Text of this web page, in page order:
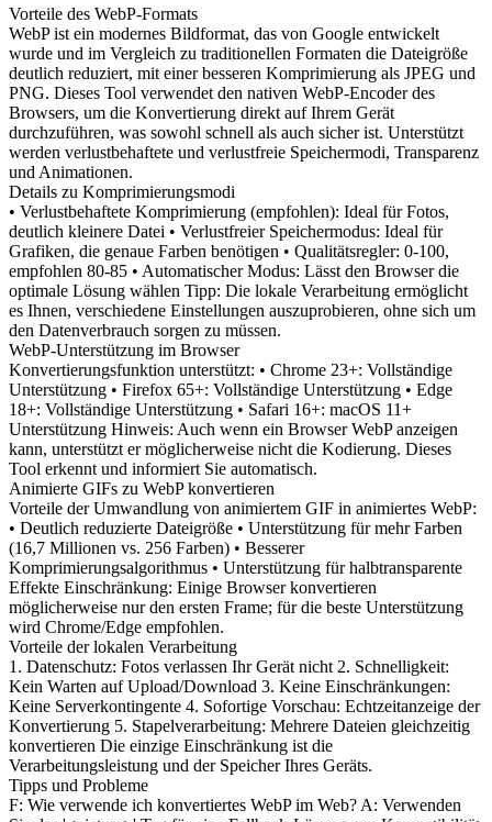
Vorteile des WebP-Formats
WebP ist ein modernes Bildformat, das von Google entwickelt
wurde und im Vergleich zu traditionellen Formaten die Dateigröße
deutlich reduziert, mit einer besseren Komprimierung als JPEG und
PNG. Dieses Tool verwendet den nativen WebP-Encoder des
Browsers, um die Konvertierung direkt auf Ihrem Gerät
durchzuführen, was sowohl schnell als auch sicher ist. Unterstützt
werden verlustbehaftete und verlustfreie Speichermodi, Transparenz
und Animationen.
Details zu Komprimierungsmodi
• Verlustbehaftete Komprimierung (empfohlen): Ideal für Fotos,
deutlich kleinere Datei • Verlustfreier Speichermodus: Ideal für
Grafiken, die genaue Farben benötigen • Qualitätsregler: 0-100,
empfohlen 80-85 • Automatischer Modus: Lässt den Browser die
optimale Lösung wählen Tipp: Die lokale Verarbeitung ermöglicht
es Ihnen, verschiedene Einstellungen auszuprobieren, ohne sich um
den Datenverbrauch sorgen zu müssen.
WebP-Unterstützung im Browser
Konvertierungsfunktion unterstützt: • Chrome 23+: Vollständige
Unterstützung • Firefox 65+: Vollständige Unterstützung • Edge
18+: Vollständige Unterstützung • Safari 16+: macOS 11+
Unterstützung Hinweis: Auch wenn ein Browser WebP anzeigen
kann, unterstützt er möglicherweise nicht die Kodierung. Dieses
Tool erkennt und informiert Sie automatisch.
Animierte GIFs zu WebP konvertieren
Vorteile der Umwandlung von animiertem GIF in animiertes WebP:
• Deutlich reduzierte Dateigröße • Unterstützung für mehr Farben
(16,7 Millionen vs. 256 Farben) • Besserer
Komprimierungsalgorithmus • Unterstützung für halbtransparente
Effekte Einschränkung: Einige Browser konvertieren
möglicherweise nur den ersten Frame; für die beste Unterstützung
wird Chrome/Edge empfohlen.
Vorteile der lokalen Verarbeitung
1. Datenschutz: Fotos verlassen Ihr Gerät nicht 2. Schnelligkeit:
Kein Warten auf Upload/Download 3. Keine Einschränkungen:
Keine Serverkontingente 4. Sofortige Vorschau: Echtzeitanzeige der
Konvertierung 5. Stapelverarbeitung: Mehrere Dateien gleichzeitig
konvertieren Die einzige Einschränkung ist die
Verarbeitungsleistung und der Speicher Ihres Geräts.
Tipps und Probleme
F: Wie verwende ich konvertiertes WebP im Web? A: Verwenden